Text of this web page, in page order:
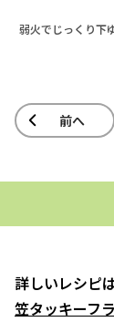
弱火でじっくり下
前へ
詳しいレシピ
笠タッキーフ